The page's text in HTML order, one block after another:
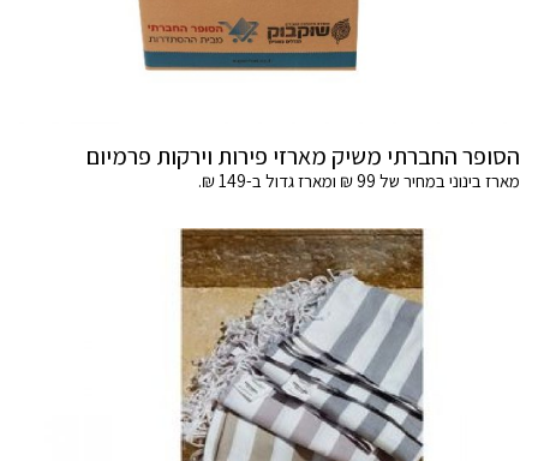
הסופר החברתי משיק מארזי פירות וירקות פרמיום
מארז בינוני במחיר של 99 ₪ ומארז גדול ב-149 ₪.